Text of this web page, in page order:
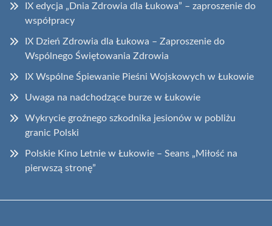
IX edycja „Dnia Zdrowia dla Łukowa” – zaproszenie do
współpracy
IX Dzień Zdrowia dla Łukowa – Zaproszenie do
Wspólnego Świętowania Zdrowia
IX Wspólne Śpiewanie Pieśni Wojskowych w Łukowie
Uwaga na nadchodzące burze w Łukowie
Wykrycie groźnego szkodnika jesionów w pobliżu
granic Polski
Polskie Kino Letnie w Łukowie – Seans „Miłość na
pierwszą stronę”